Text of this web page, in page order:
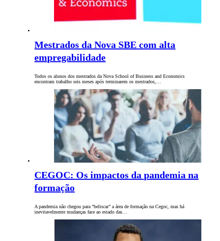
Mestrados da Nova SBE com alta
empregabilidade
Todos os alunos dos mestrados da Nova School of Business and Economics
encontram trabalho seis meses após terminarem os mestrados,…
CEGOC: Os impactos da pandemia na
formação
A pandemia não chegou para “beliscar” a área de formação na Cegoc, mas há
inevitavelmente mudanças face ao estado das…